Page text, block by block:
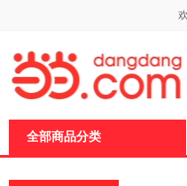
全部商品分类
页